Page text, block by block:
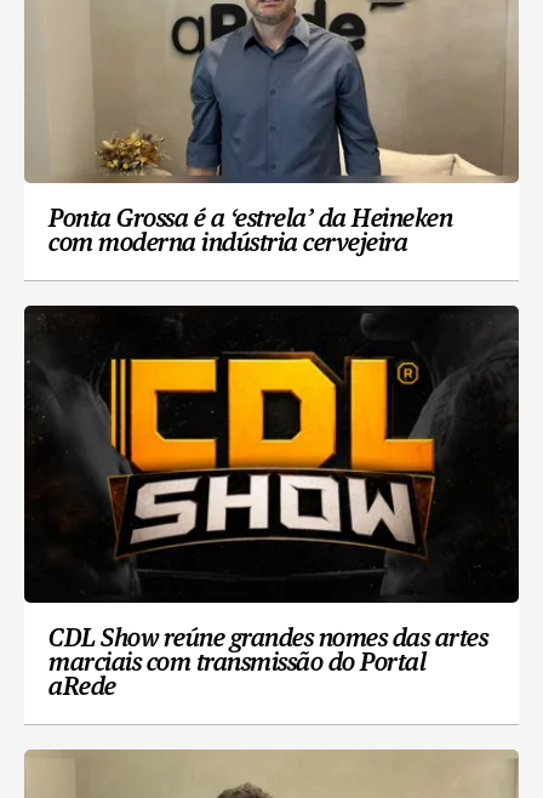
Ponta Grossa é a ‘estrela’ da Heineken
com moderna indústria cervejeira
CDL Show reúne grandes nomes das artes
marciais com transmissão do Portal
aRede